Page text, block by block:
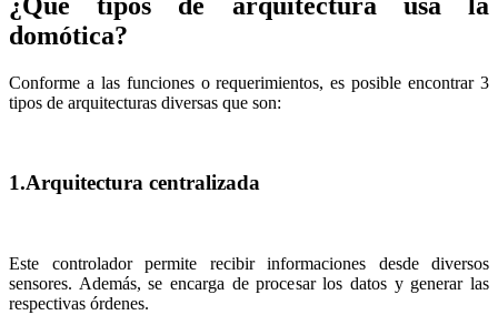
domótica?
Conforme a las funciones o requerimientos, es posible encontrar 3
tipos de arquitecturas diversas que son:
1.Arquitectura centralizada
Este controlador permite recibir informaciones desde diversos
sensores. Además, se encarga de procesar los datos y generar las
respectivas órdenes.